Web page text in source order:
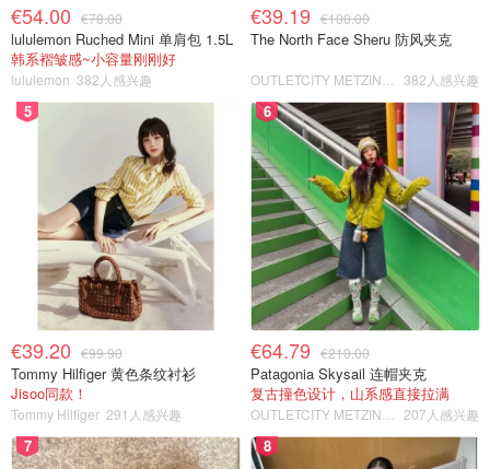
€54.00 €78.00
lululemon Ruched Mini 单肩包 1.5L
韩系褶皱感~小容量刚刚好
lululemon 382人感兴趣
€39.19 €100.00
The North Face Sheru 防风夹克
382人感兴趣
5
€39.20 €99.90
Tommy Hilfiger 黄色条纹衬衫
Jisoo同款！
Tommy Hilfiger 291人感兴趣
6
€64.79 €210.00
Patagonia Skysail 连帽夹克
复古撞色设计，山系感直接拉满
207人感兴趣
7 8